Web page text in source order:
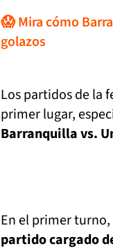
😱 Mira cómo
golazos
Los partidos de la
primer lugar,
Barranquilla vs.
En el primer
partido cargado